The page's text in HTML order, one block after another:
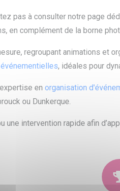
pas à consulter notre page
en complément de la borne
regroupant animations et
, idéales pour
en organisation
ou Dunkerque.
une intervention rapide afin